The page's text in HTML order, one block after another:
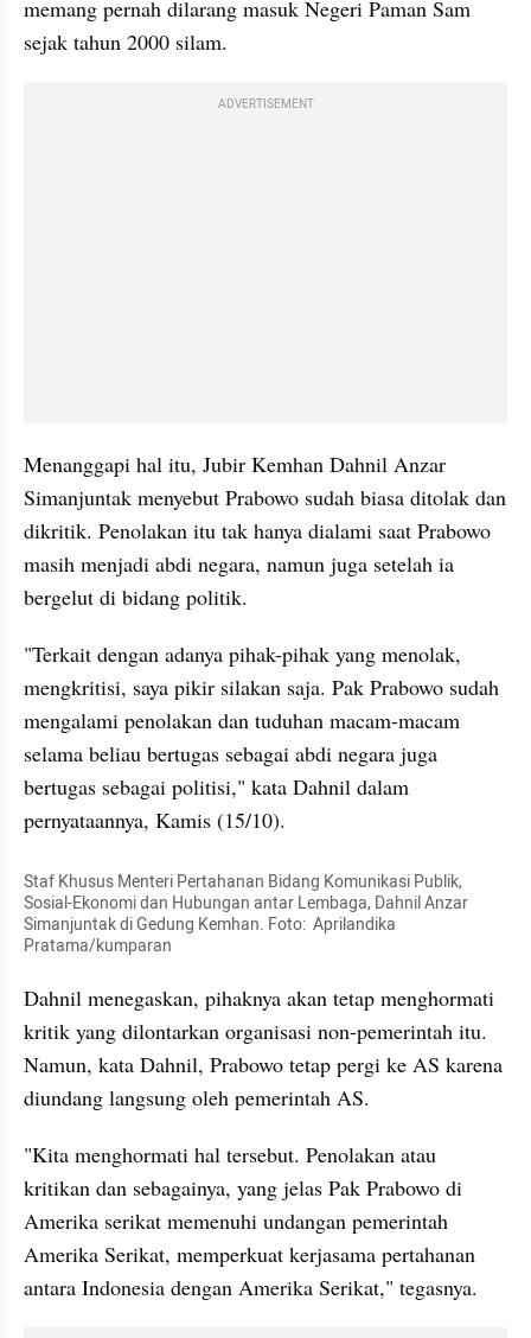
memang pernah dilarang masuk Negeri Paman Sam
sejak tahun 2000 silam.
ADVERTISEMENT
Menanggapi hal itu, Jubir Kemhan Dahnil Anzar
Simanjuntak menyebut Prabowo sudah biasa ditolak dan
dikritik. Penolakan itu tak hanya dialami saat Prabowo
masih menjadi abdi negara, namun juga setelah ia
bergelut di bidang politik.
"Terkait dengan adanya pihak-pihak yang menolak,
mengkritisi, saya pikir silakan saja. Pak Prabowo sudah
mengalami penolakan dan tuduhan macam-macam
selama beliau bertugas sebagai abdi negara juga
bertugas sebagai politisi," kata Dahnil dalam
pernyataannya, Kamis (15/10).
Staf Khusus Menteri Pertahanan Bidang Komunikasi Publik,
Sosial-Ekonomi dan Hubungan antar Lembaga, Dahnil Anzar
Simanjuntak di Gedung Kemhan. Foto:  Aprilandika
Pratama/kumparan
Dahnil menegaskan, pihaknya akan tetap menghormati
kritik yang dilontarkan organisasi non-pemerintah itu.
Namun, kata Dahnil, Prabowo tetap pergi ke AS karena
diundang langsung oleh pemerintah AS.
"Kita menghormati hal tersebut. Penolakan atau
kritikan dan sebagainya, yang jelas Pak Prabowo di
Amerika serikat memenuhi undangan pemerintah
Amerika Serikat, memperkuat kerjasama pertahanan
antara Indonesia dengan Amerika Serikat," tegasnya.